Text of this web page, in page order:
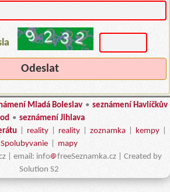
Mladá Boleslav • seznámení Havlíčkův
• seznámení Jihlava
reality reality zoznamka kempy
Spolubyvanie
mapy
| email: info
freeSeznamka.cz | Created by
Solution S2